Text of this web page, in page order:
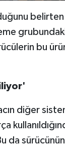
bu
diğer
da